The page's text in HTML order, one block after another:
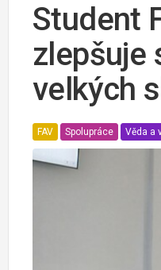
Student
zlepšuje
velkých
FAV Spolupráce Věda a